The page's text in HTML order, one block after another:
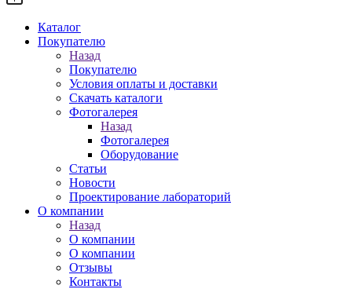
Каталог
Покупателю
Назад
Покупателю
Условия оплаты и доставки
Скачать каталоги
Фотогалерея
Назад
Фотогалерея
Оборудование
Статьи
Новости
Проектирование лабораторий
О компании
Назад
О компании
О компании
Отзывы
Контакты